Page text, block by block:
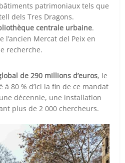
patrimoniaux tels que
dels Tres Dragons.
centrale urbaine.
l’ancien Mercat del Peix en
recherche.
de 290 millions d’euros, le
80 % d’ici la fin de ce mandat
décennie, une installation
plus de 2 000 chercheurs.